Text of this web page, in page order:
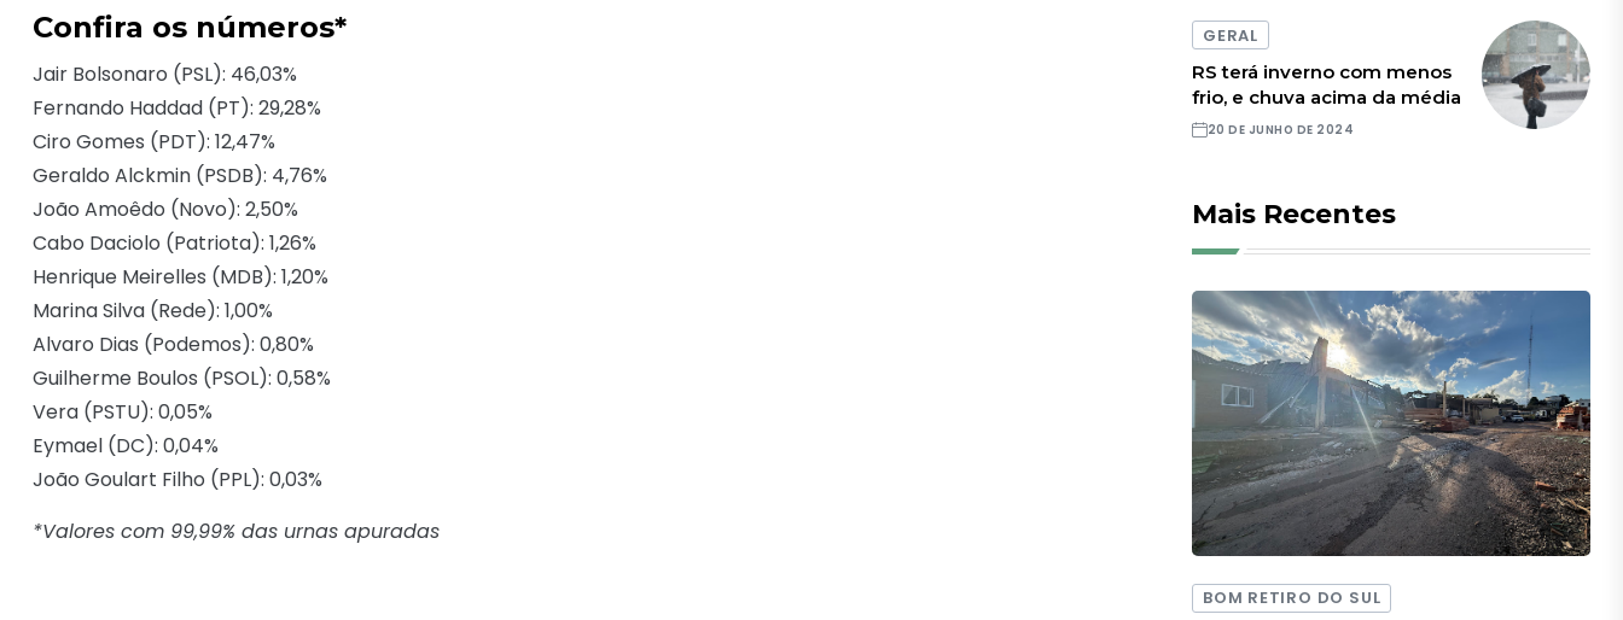
Confira os números*
Jair Bolsonaro (PSL): 46,03%
Fernando Haddad (PT): 29,28%
Ciro Gomes (PDT): 12,47%
Geraldo Alckmin (PSDB): 4,76%
João Amoêdo (Novo): 2,50%
Cabo Daciolo (Patriota): 1,26%
Henrique Meirelles (MDB): 1,20%
Marina Silva (Rede): 1,00%
Alvaro Dias (Podemos): 0,80%
Guilherme Boulos (PSOL): 0,58%
Vera (PSTU): 0,05%
Eymael (DC): 0,04%
João Goulart Filho (PPL): 0,03%
*Valores com 99,99% das urnas apuradas
GERAL
RS terá inverno com menos
frio, e chuva acima da média
20 DE JUNHO DE 2024
Mais Recentes
BOM RETIRO DO SUL